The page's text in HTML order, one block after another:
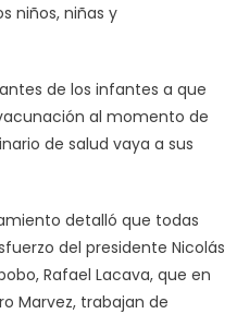
niños, niñas y
de los infantes a que
al momento de
de salud vaya a sus
detalló que todas
del presidente Nicolás
Rafael Lacava, que en
Marvez, trabajan de